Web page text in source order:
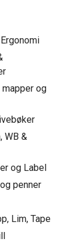
og
WB &
og Label
penner
Lim, Tape